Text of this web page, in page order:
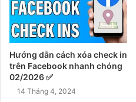
Hướng dẫn cách xóa check in
trên Facebook nhanh chóng
02/2026 ✅
14 Tháng 4, 2024